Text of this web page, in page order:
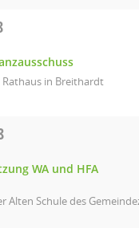
Rathaus in Breithardt
WA und HFA
Alten Schule des